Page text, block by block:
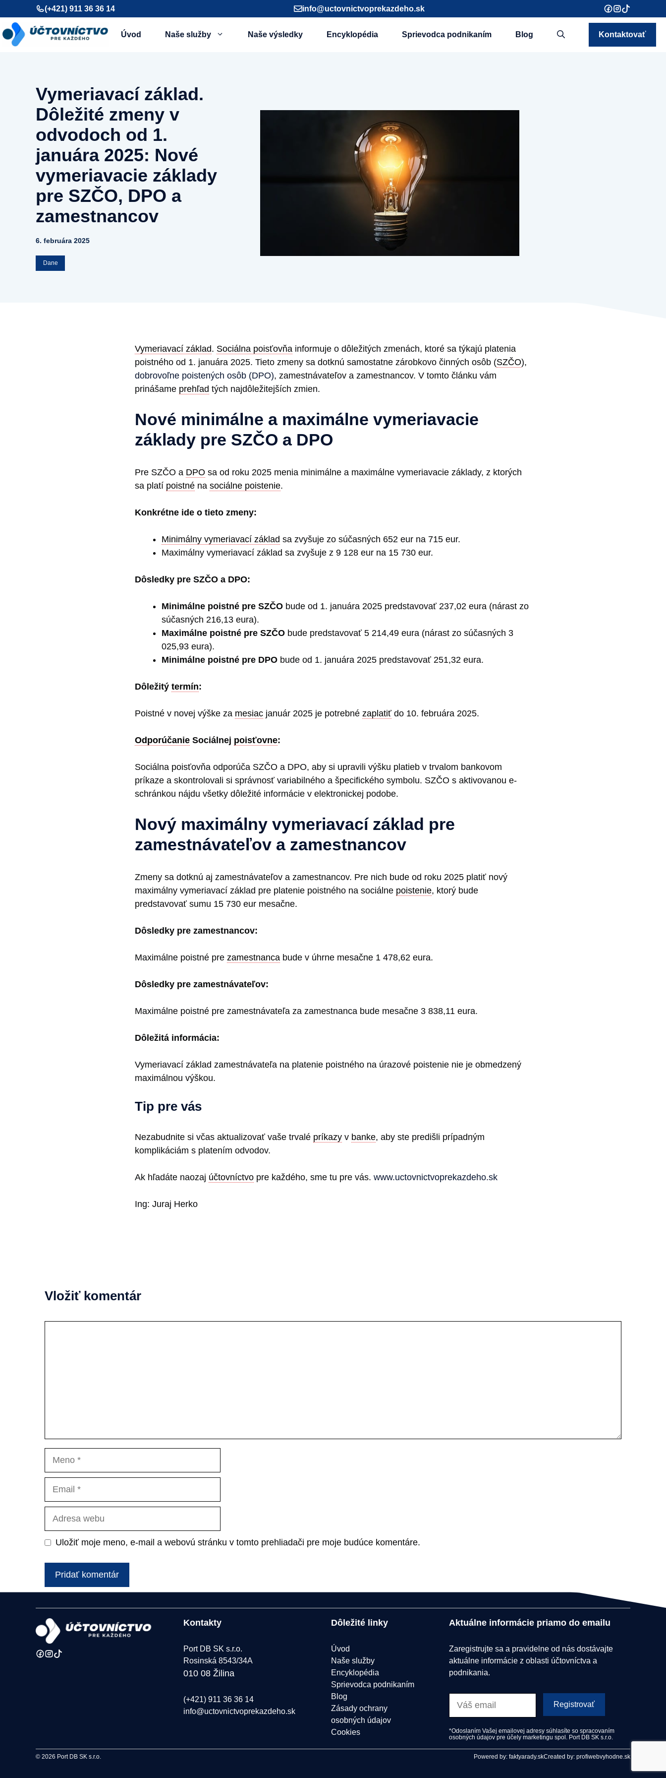
Preskočiť
na
obsah
(+421) 911 36 36 14 info@uctovnictvoprekazdeho.sk
Úvod Naše služby Naše výsledky Encyklopédia Sprievodca podnikaním Blog Kontaktovať
Vymeriavací základ.
Dôležité zmeny v
odvodoch od 1.
januára 2025: Nové
vymeriavacie základy
pre SZČO, DPO a
zamestnancov
6. februára 2025
Dane
Vymeriavací základ. Sociálna poisťovňa informuje o dôležitých zmenách, ktoré sa týkajú platenia
poistného od 1. januára 2025. Tieto zmeny sa dotknú samostatne zárobkovo činných osôb (SZČO),
dobrovoľne poistených osôb (DPO), zamestnávateľov a zamestnancov. V tomto článku vám
prinášame prehľad tých najdôležitejších zmien.
Nové minimálne a maximálne vymeriavacie
základy pre SZČO a DPO
Pre SZČO a DPO sa od roku 2025 menia minimálne a maximálne vymeriavacie základy, z ktorých
sa platí poistné na sociálne poistenie.
Konkrétne ide o tieto zmeny:
Minimálny vymeriavací základ sa zvyšuje zo súčasných 652 eur na 715 eur.
Maximálny vymeriavací základ sa zvyšuje z 9 128 eur na 15 730 eur.
Dôsledky pre SZČO a DPO:
Minimálne poistné pre SZČO bude od 1. januára 2025 predstavovať 237,02 eura (nárast zo
súčasných 216,13 eura).
Maximálne poistné pre SZČO bude predstavovať 5 214,49 eura (nárast zo súčasných 3
025,93 eura).
Minimálne poistné pre DPO bude od 1. januára 2025 predstavovať 251,32 eura.
Dôležitý termín:
Poistné v novej výške za mesiac január 2025 je potrebné zaplatiť do 10. februára 2025.
Odporúčanie Sociálnej poisťovne:
Sociálna poisťovňa odporúča SZČO a DPO, aby si upravili výšku platieb v trvalom bankovom
príkaze a skontrolovali si správnosť variabilného a špecifického symbolu. SZČO s aktivovanou e-
schránkou nájdu všetky dôležité informácie v elektronickej podobe.
Nový maximálny vymeriavací základ pre
zamestnávateľov a zamestnancov
Zmeny sa dotknú aj zamestnávateľov a zamestnancov. Pre nich bude od roku 2025 platiť nový
maximálny vymeriavací základ pre platenie poistného na sociálne poistenie, ktorý bude
predstavovať sumu 15 730 eur mesačne.
Dôsledky pre zamestnancov:
Maximálne poistné pre zamestnanca bude v úhrne mesačne 1 478,62 eura.
Dôsledky pre zamestnávateľov:
Maximálne poistné pre zamestnávateľa za zamestnanca bude mesačne 3 838,11 eura.
Dôležitá informácia:
Vymeriavací základ zamestnávateľa na platenie poistného na úrazové poistenie nie je obmedzený
maximálnou výškou.
Tip pre vás
Nezabudnite si včas aktualizovať vaše trvalé príkazy v banke, aby ste predišli prípadným
komplikáciám s platením odvodov.
Ak hľadáte naozaj účtovníctvo pre každého, sme tu pre vás. www.uctovnictvoprekazdeho.sk
Ing: Juraj Herko
Vložiť komentár
Uložiť moje meno, e-mail a webovú stránku v tomto prehliadači pre moje budúce komentáre.
Kontakty
Port DB SK s.r.o.
Rosinská 8543/34A
010 08 Žilina
(+421) 911 36 36 14
info@uctovnictvoprekazdeho.sk
Dôležité linky
Úvod
Naše služby
Encyklopédia
Sprievodca podnikaním
Blog
Zásady ochrany
osobných údajov
Cookies
Aktuálne informácie priamo do emailu
Zaregistrujte sa a pravidelne od nás dostávajte
aktuálne informácie z oblasti účtovníctva a
podnikania.
Registrovať
*Odoslaním Vašej emailovej adresy súhlasíte so spracovaním
osobných údajov pre účely marketingu spol. Port DB SK s.r.o.
© 2026 Port DB SK s.r.o. Powered by: faktyarady.skCreated by: profiwebvyhodne.sk